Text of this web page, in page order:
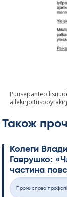
Також
Колеги
Гаврушко:
частина
Категорії
Промислова